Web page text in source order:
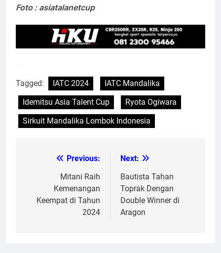
Foto : asiatalanetcup
Tagged: IATC 2024
IATC Mandalika
Idemitsu Asia Talent Cup
Ryota Ogiwara
Sirkuit Mandalika Lombok Indonesia
navigation
Previous:
Mitani Raih
Kemenangan
Keempat di Tahun
2024
Next:
Bautista Tahan
Toprak Dengan
Double Winner di
Aragon